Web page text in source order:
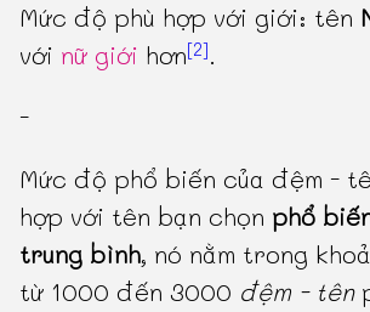
Mức độ phù hợp với giới: tên
với nữ giới hơn[2].
-
Mức độ phổ biến của đệm -
hợp với tên bạn chọn phổ
trung bình, nó nằm trong
từ 1000 đến 3000 đệm - tên